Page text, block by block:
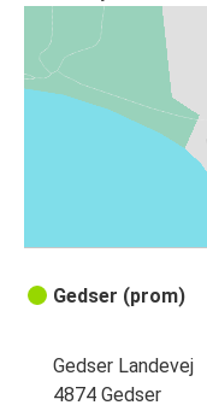
Gedser (prom)
Gedser Landevej
4874 Gedser